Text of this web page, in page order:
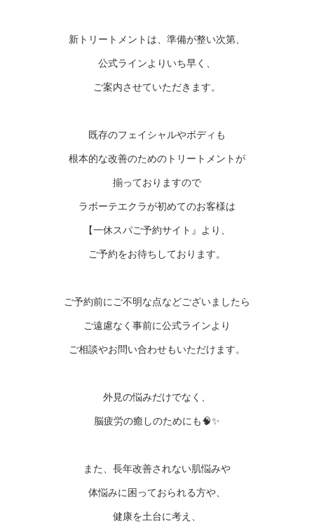
新トリートメントは、準備が整い次第、
公式ラインよりいち早く、
ご案内させていただきます。
既存のフェイシャルやボディも
根本的な改善のためのトリートメントが
揃っておりますので
ラボーテエクラが初めてのお客様は
【一休スパご予約サイト』より、
ご予約をお待ちしております。
ご予約前にご不明な点などございましたら
ご遠慮なく事前に公式ラインより
ご相談やお問い合わせもいただけます。
外見の悩みだけでなく、
脳疲労の癒しのためにも🧠✨
また、長年改善されない肌悩みや
体悩みに困っておられる方や、
健康を土台に考え、